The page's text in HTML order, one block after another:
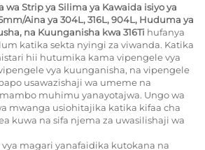
wa Strip ya Silima ya Kawaida isiyo ya
Aina ya 304L, 316L, 904L, Huduma ya
na Kuunganisha kwa 316Ti hufanya
katika sekta nyingi za viwanda. Katika
hii hutumika kama vipengele vya
vya kuunganisha, na vipengele
usawazishaji wa umeme na
muhimu yanayotajwa. Ungo wa
mwanga usiohitajika katika kifaa cha
kuwa na sifa njema za uwasilishaji wa
magari yanafaidika kutokana na